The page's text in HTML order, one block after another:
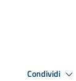
Condividi